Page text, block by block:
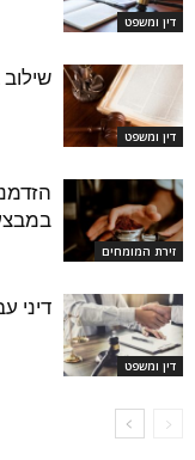
דין ומשפט
דין ומשפט
זירת המומחים
דין ומשפט
דיני